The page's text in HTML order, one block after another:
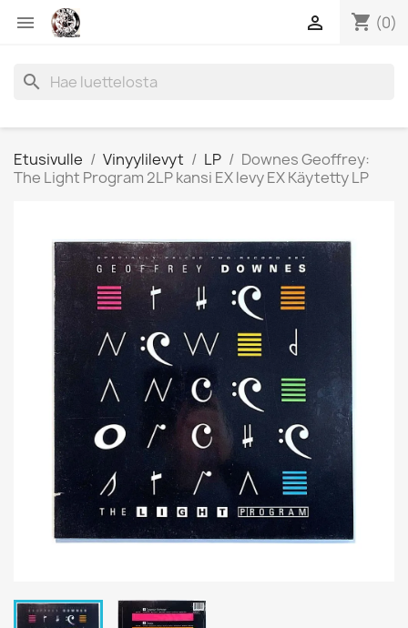
 shopping_cart (0)

search
Etusivulle Vinyylilevyt LP
Downes Geoffrey:
The Light Program 2LP kansi EX levy EX Käytetty LP